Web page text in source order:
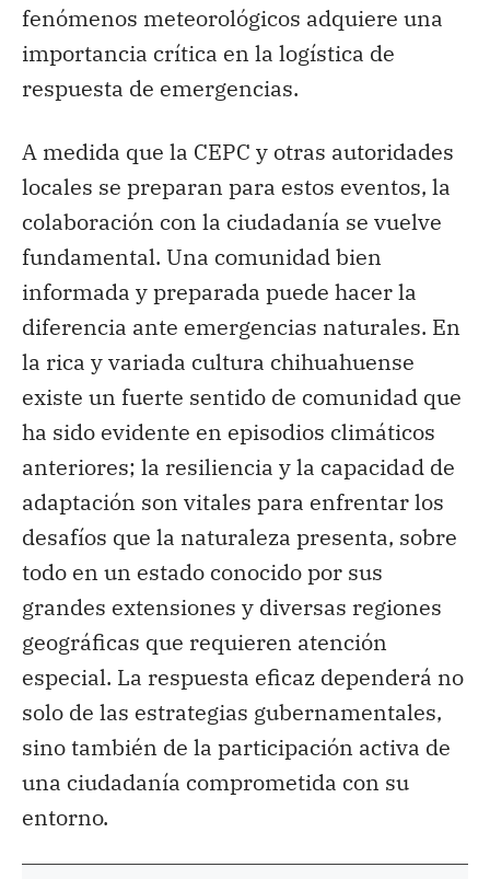
fenómenos meteorológicos adquiere una
importancia crítica en la logística de
respuesta de emergencias.
A medida que la CEPC y otras autoridades
locales se preparan para estos eventos, la
colaboración con la ciudadanía se vuelve
fundamental. Una comunidad bien
informada y preparada puede hacer la
diferencia ante emergencias naturales. En
la rica y variada cultura chihuahuense
existe un fuerte sentido de comunidad que
ha sido evidente en episodios climáticos
anteriores; la resiliencia y la capacidad de
adaptación son vitales para enfrentar los
desafíos que la naturaleza presenta, sobre
todo en un estado conocido por sus
grandes extensiones y diversas regiones
geográficas que requieren atención
especial. La respuesta eficaz dependerá no
solo de las estrategias gubernamentales,
sino también de la participación activa de
una ciudadanía comprometida con su
entorno.